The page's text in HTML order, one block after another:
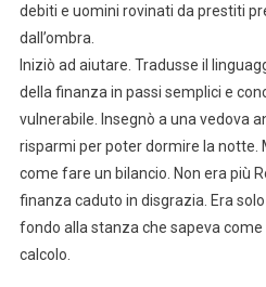
debiti e uomini rovinati da prestiti
dall’ombra.
Iniziò ad aiutare. Tradusse il
della finanza in passi semplici e
vulnerabile. Insegnò a una vedova
risparmi per poter dormire la notte.
come fare un bilancio. Non era più
finanza caduto in disgrazia. Era
fondo alla stanza che sapeva
calcolo.